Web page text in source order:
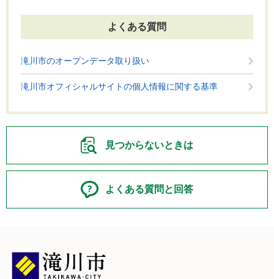
よくある質問
滝川市のオープンデータ取り扱い
滝川市オフィシャルサイトの個人情報に関する基準
見つからないときは
よくある質問と回答